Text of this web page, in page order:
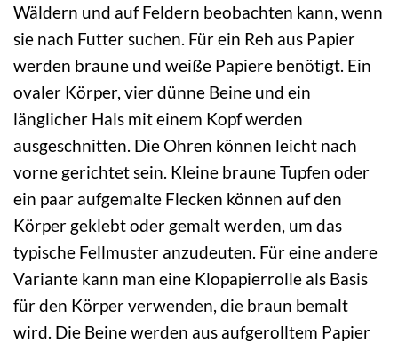
Wäldern und auf Feldern beobachten kann, wenn
sie nach Futter suchen. Für ein Reh aus Papier
werden braune und weiße Papiere benötigt. Ein
ovaler Körper, vier dünne Beine und ein
länglicher Hals mit einem Kopf werden
ausgeschnitten. Die Ohren können leicht nach
vorne gerichtet sein. Kleine braune Tupfen oder
ein paar aufgemalte Flecken können auf den
Körper geklebt oder gemalt werden, um das
typische Fellmuster anzudeuten. Für eine andere
Variante kann man eine Klopapierrolle als Basis
für den Körper verwenden, die braun bemalt
wird. Die Beine werden aus aufgerolltem Papier